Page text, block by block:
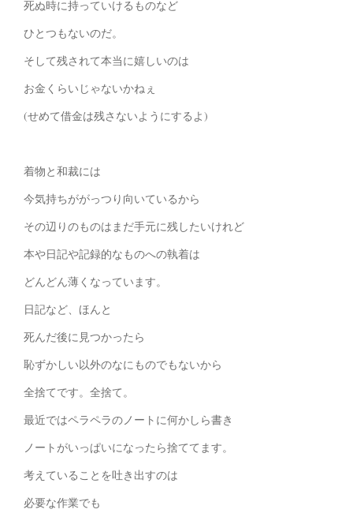
死ぬ時に持っていけるものなど
ひとつもないのだ。
そして残されて本当に嬉しいのは
お金くらいじゃないかねぇ
(せめて借金は残さないようにするよ)
着物と和裁には
今気持ちががっつり向いているから
その辺りのものはまだ手元に残したいけれど
本や日記や記録的なものへの執着は
どんどん薄くなっています。
日記など、ほんと
死んだ後に見つかったら
恥ずかしい以外のなにものでもないから
全捨てです。全捨て。
最近ではペラペラのノートに何かしら書き
ノートがいっぱいになったら捨ててます。
考えていることを吐き出すのは
必要な作業でも